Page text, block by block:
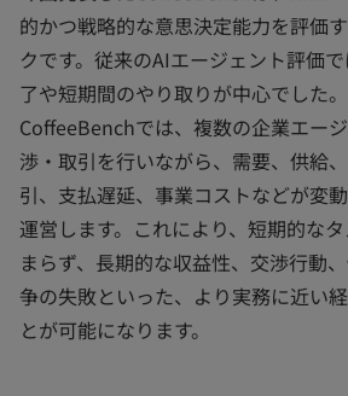
的かつ戦略的な意思決定能力を評価
クです。従来のAIエージェント評価
了や短期間のやり取りが中心でした
CoffeeBenchでは、複数の企業エー
渉・取引を行いながら、需要、供給
引、支払遅延、事業コストなどが変
運営します。これにより、短期的な
まらず、長期的な収益性、交渉行動
争の失敗といった、より実務に近い
とが可能になります。